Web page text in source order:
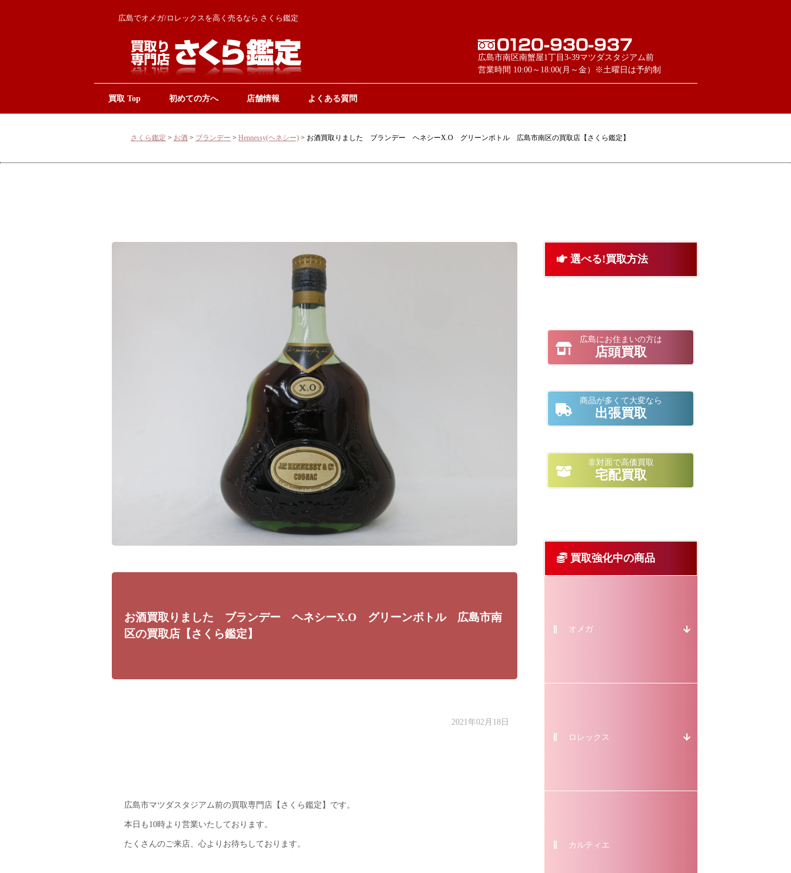
広島でオメガ/ロレックスを高く売るなら さくら鑑定
広島市南区南蟹屋1丁目3-39マツダスタジアム前
営業時間 10:00～18:00(月～金）※土曜日は予約制
買取 Top 初めての方へ 店舗情報 よくある質問
さくら鑑定 > お酒 > ブランデー > Hennessy(ヘネシー) > お酒買取りました ブランデー ヘネシーX.O グリーンボトル 広島市南区の買取店【さくら鑑定】
お酒買取りました ブランデー ヘネシーX.O グリーンボトル 広島市南
区の買取店【さくら鑑定】
2021年02月18日
広島市マツダスタジアム前の買取専門店【さくら鑑定】です。
本日も10時より営業いたしております。
たくさんのご来店、心よりお待ちしております。
選べる!買取方法
広島にお住まいの方は
店頭買取
商品が多くて大変なら
出張買取
非対面で高価買取
宅配買取
買取強化中の商品
オメガ
ロレックス
カルティエ